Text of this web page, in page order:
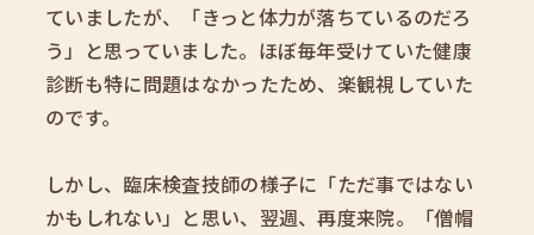
ていましたが、「きっと体力が落ちているのだろ
う」と思っていました。ほぼ毎年受けていた健康
診断も特に問題はなかったため、楽観視していた
のです。
しかし、臨床検査技師の様子に「ただ事ではない
かもしれない」と思い、翌週、再度来院。「僧帽